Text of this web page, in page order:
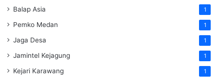
Balap Asia 1
Pemko Medan 1
Jaga Desa 1
Jamintel Kejagung 1
Kejari Karawang 1